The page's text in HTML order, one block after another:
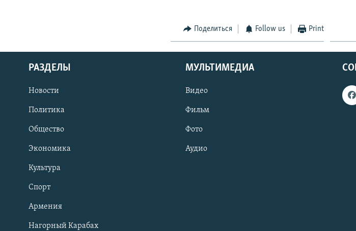
Поделиться Follow us Print
РАЗДЕЛЫ
Новости
Политика
Общество
Экономика
Культура
Спорт
Армения
Нагорный Карабах
МУЛЬТИМЕДИА
Видео
Фильм
Фото
Аудио